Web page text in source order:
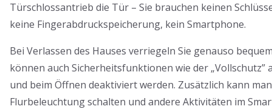
Türschlossantrieb die Tür – Sie brauchen keinen
keine Fingerabdruckspeicherung, kein Smartphone.
Bei Verlassen des Hauses verriegeln Sie genauso
können auch Sicherheitsfunktionen wie der
und beim Öffnen deaktiviert werden. Zusätzlich kann
Flurbeleuchtung schalten und andere Aktivitäten im